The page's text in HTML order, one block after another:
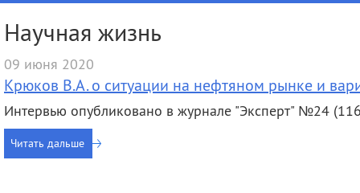
Официальные документы
История
Руководство
Научные подразделения
Прочие подразделения
Издательская
исследований
Прикладные разработки
советы
Научная жизнь
09 июня 2020
Крюков В.А. о ситуации на нефтяном рынке и
Интервью опубликовано в журнале "Эксперт" №24
Читать дальше